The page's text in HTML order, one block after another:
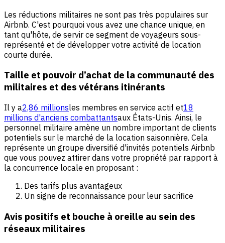
Les réductions militaires ne sont pas très populaires sur
Airbnb. C'est pourquoi vous avez une chance unique, en
tant qu'hôte, de servir ce segment de voyageurs sous-
représenté et de développer votre activité de location
courte durée.
Taille et pouvoir d’achat de la communauté des
militaires et des vétérans itinérants
Il y a2,86 millionsles membres en service actif et18
millions d'anciens combattantsaux États-Unis. Ainsi, le
personnel militaire amène un nombre important de clients
potentiels sur le marché de la location saisonnière. Cela
représente un groupe diversifié d'invités potentiels Airbnb
que vous pouvez attirer dans votre propriété par rapport à
la concurrence locale en proposant :
Des tarifs plus avantageux
Un signe de reconnaissance pour leur sacrifice
Avis positifs et bouche à oreille au sein des
réseaux militaires